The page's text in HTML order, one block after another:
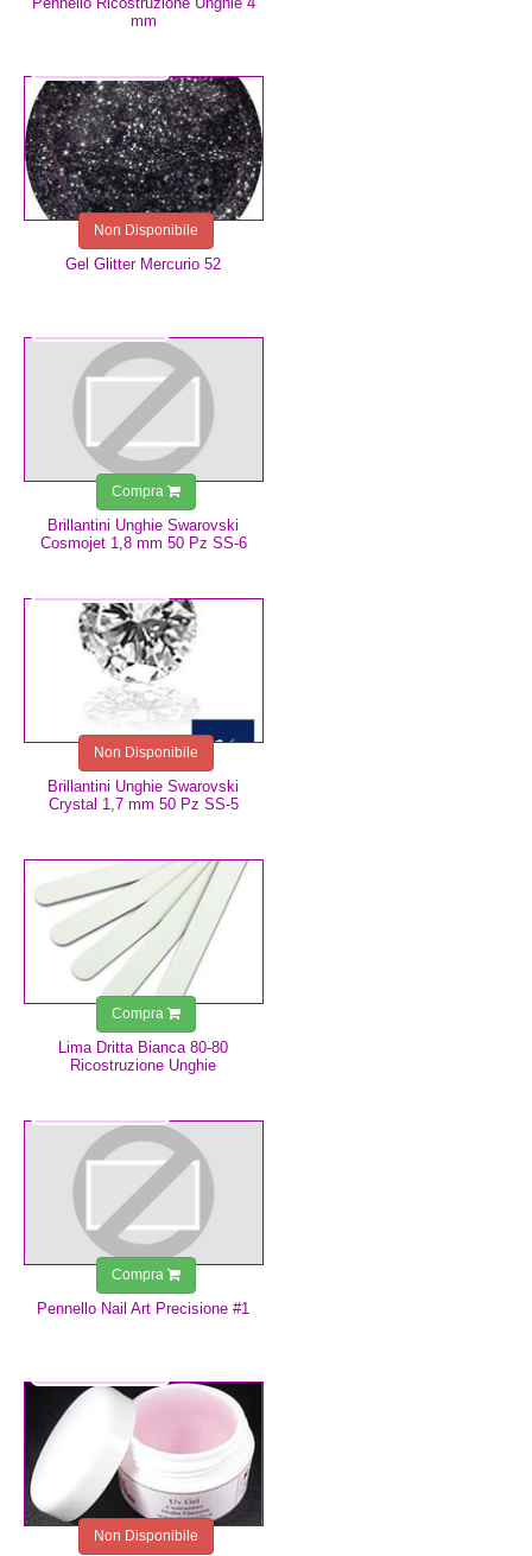
mm
Gel Glitter Mercurio 52
Non Disponibile
Brillantini Unghie Swarovski
Cosmojet 1,8 mm 50 Pz SS-6
Compra
Brillantini Unghie Swarovski
Crystal 1,7 mm 50 Pz SS-5
Non Disponibile
Lima Dritta Bianca 80-80
Ricostruzione Unghie
Compra
Pennello Nail Art Precisione #1
Compra
Non Disponibile